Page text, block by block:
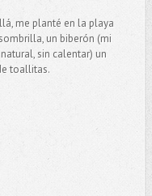
me planté en la playa
un biberón (mi
sin calentar) un
toallitas.